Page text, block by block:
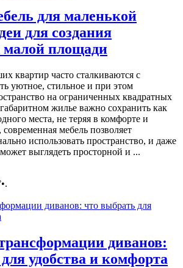
для маленькой
для создания
малой площади
квартир часто сталкиваются с
уютное, стильное и при этом
на ограниченных квадратных
жилье важно сохранить как
места, не теряя в комфорте и
мебель позволяет
использовать пространство, и даже
выглядеть просторной и ...
диванов:
удобства и комфорта